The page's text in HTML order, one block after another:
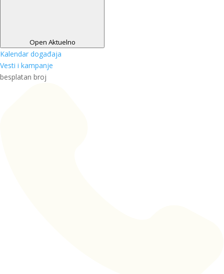
Open Aktuelno
Kalendar događaja
Vesti i kampanje
besplatan broj